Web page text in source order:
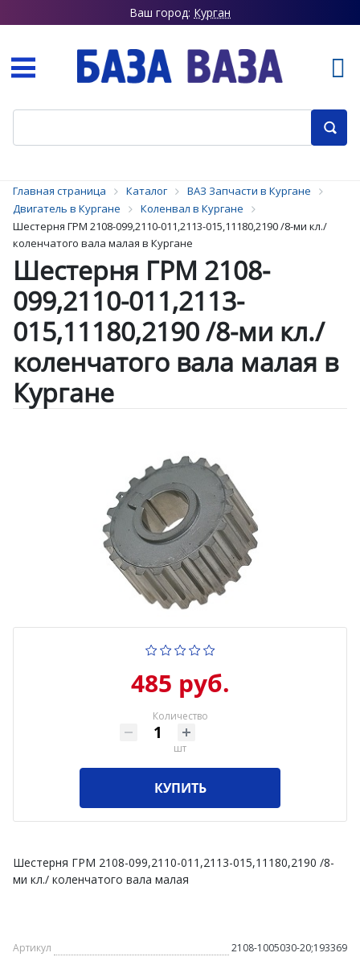
Ваш город: Курган
Главная страница Каталог
ВАЗ Запчасти в Кургане
Двигатель в Кургане
Коленвал в Кургане
Шестерня ГРМ 2108-099,2110-011,2113-015,11180,2190 /8-ми кл./
коленчатого вала малая в Кургане
Шестерня ГРМ 2108-
099,2110-011,2113-
015,11180,2190 /8-ми кл./
коленчатого вала малая в
Кургане
485 руб.
Количество
шт
КУПИТЬ
Шестерня ГРМ 2108-099,2110-011,2113-015,11180,2190 /8-
ми кл./ коленчатого вала малая
Артикул 2108-1005030-20;193369